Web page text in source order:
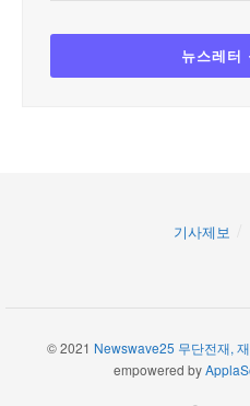
기사제보
© 2021 Newswave25 무단전재,
empowered by